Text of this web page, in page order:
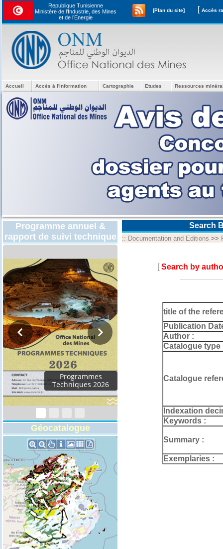
Republique Tunisienne
Ministère de l'Industrie, des Mines
et de l’Energie
[Plan du site] [
Accueil Accès à l'information Cartographie Etudes Ressources
Programme annuel &
rapport de suivi technique
Géocatalogue
Search
:: Documentation and Editions >>
[Search by
title of the
Publication
Author :
Catalogue type
Catalogue
Indexation
Keywords :
Summary :
Exemplaries :